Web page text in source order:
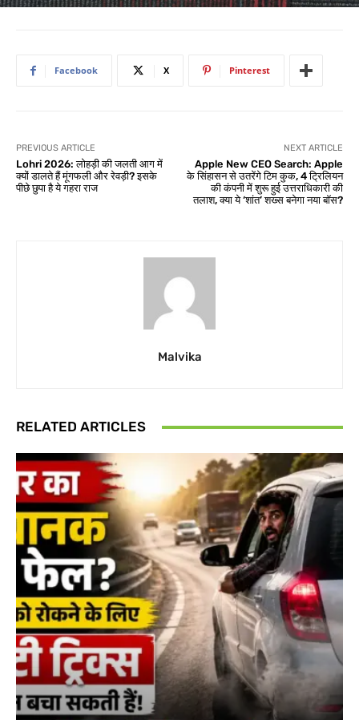
Facebook X Pinterest
PREVIOUS ARTICLE
Lohri 2026: लोहड़ी की जलती आग में
क्यों डालते हैं मूंगफली और रेवड़ी? इसके
पीछे छुपा है ये गहरा राज
NEXT ARTICLE
Apple New CEO Search: Apple
के सिंहासन से उतरेंगे टिम कुक, 4 ट्रिलियन
की कंपनी में शुरू हुई उत्तराधिकारी की
तलाश, क्या ये ‘शांत’ शख्स बनेगा नया बॉस?
Malvika
RELATED ARTICLES